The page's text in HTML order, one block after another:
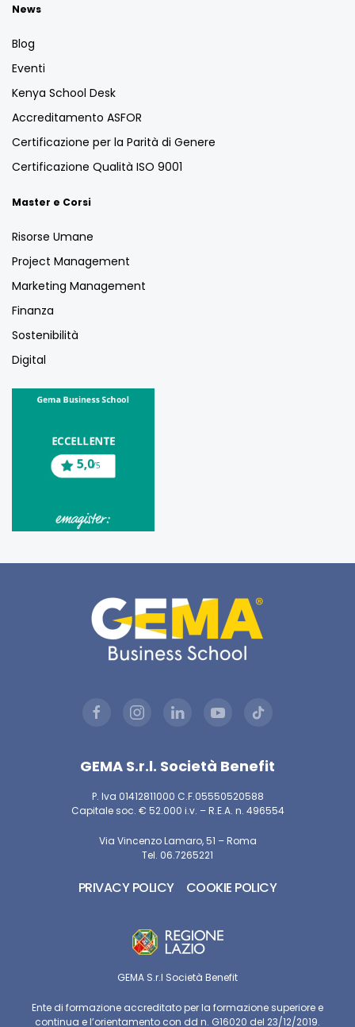
News
Blog
Eventi
Kenya School Desk
Accreditamento ASFOR
Certificazione per la Parità di Genere
Certificazione Qualità ISO 9001
Master e Corsi
Risorse Umane
Project Management
Marketing Management
Finanza
Sostenibilità
Digital
GEMA S.r.l. Società Benefit
P. Iva 01412811000 C.F.05550520588
Capitale soc. € 52.000 i.v. – R.E.A. n. 496554
Via Vincenzo Lamaro, 51 – Roma
Tel. 06.7265221
PRIVACY POLICY COOKIE POLICY
GEMA S.r.l Società Benefit
Ente di formazione accreditato per la formazione superiore e
continua e l’orientamento con dd n. G16020 del 23/12/2019.